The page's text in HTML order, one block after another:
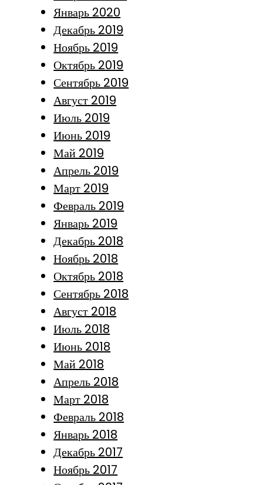
Январь 2020
Декабрь 2019
Ноябрь 2019
Октябрь 2019
Сентябрь 2019
Август 2019
Июль 2019
Июнь 2019
Май 2019
Апрель 2019
Март 2019
Февраль 2019
Январь 2019
Декабрь 2018
Ноябрь 2018
Октябрь 2018
Сентябрь 2018
Август 2018
Июль 2018
Июнь 2018
Май 2018
Апрель 2018
Март 2018
Февраль 2018
Январь 2018
Декабрь 2017
Ноябрь 2017